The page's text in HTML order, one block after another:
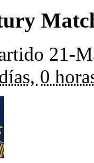
21-
0